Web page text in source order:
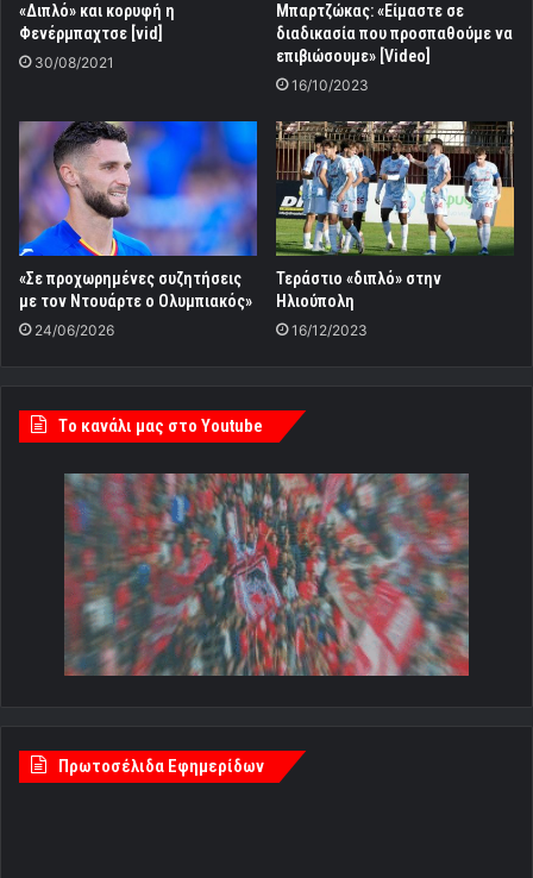
«Διπλό» και κορυφή η
Φενέρμπαχτσε [vid]
30/08/2021
Μπαρτζώκας: «Είμαστε σε
διαδικασία που προσπαθούμε να
επιβιώσουμε» [Video]
16/10/2023
«Σε προχωρημένες συζητήσεις
με τον Ντουάρτε ο Ολυμπιακός»
24/06/2026
Τεράστιο «διπλό» στην
Ηλιούπολη
16/12/2023
Tο κανάλι μας στο Youtube
Πρωτοσέλιδα Εφημερίδων